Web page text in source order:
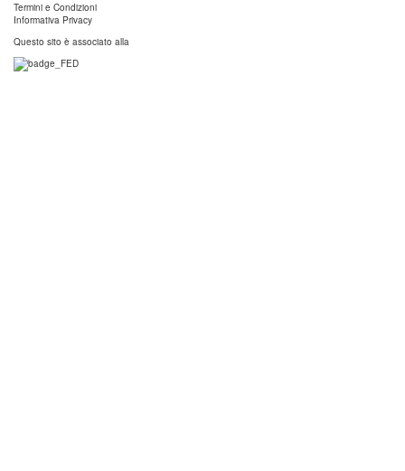
Termini e Condizioni
Informativa Privacy
Questo sito è associato alla